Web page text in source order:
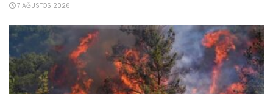
7 AĞUSTOS 2026